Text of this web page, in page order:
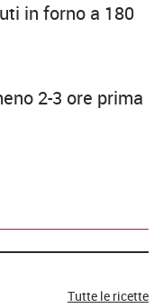
in forno a 180
2-3 ore prima
Tutte le ricette